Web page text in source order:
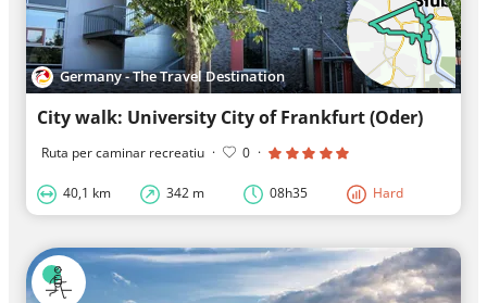
Germany - The Travel Destination
City walk: University City of Frankfurt (Oder)
Ruta per caminar recreatiu · 0 ·
40,1 km 342 m 08h35 Hard